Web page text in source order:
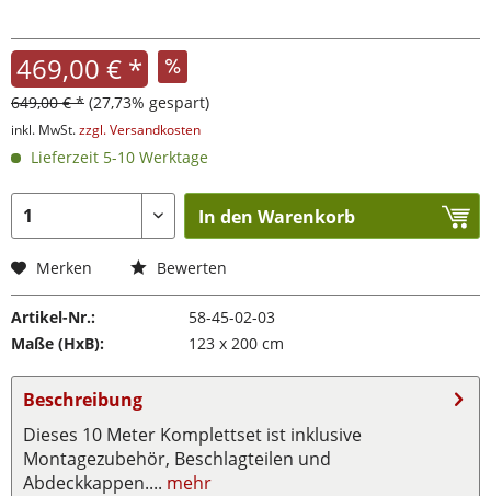
469,00 € *
649,00 € * (27,73% gespart)
inkl. MwSt.zzgl. Versandkosten
Lieferzeit 5-10 Werktage
In den Warenkorb
Merken Bewerten
Artikel-Nr.:
58-45-02-03
Maße (HxB):
123 x 200 cm
Beschreibung
Dieses 10 Meter Komplettset ist inklusive
Montagezubehör, Beschlagteilen und
Abdeckkappen.... mehr